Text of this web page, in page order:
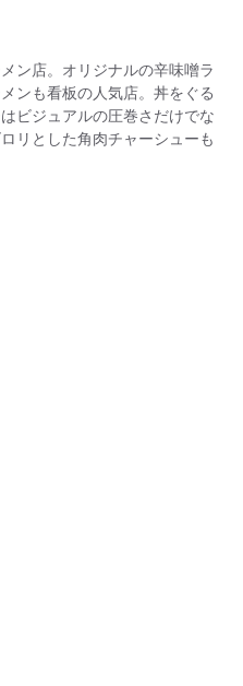
ン店。オリジナルの辛味噌ラ
ンも看板の人気店。丼をぐる
ビジュアルの圧巻さだけでな
リとした角肉チャーシューも